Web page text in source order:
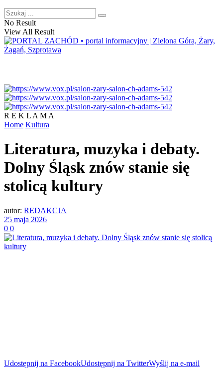
No Result
View All Result
R E K L A M A
Home Kultura
Literatura, muzyka i debaty.
Dolny Śląsk znów stanie się
stolicą kultury
autor: REDAKCJA
25 maja 2026
0 0
Udostępnij na FacebookUdostępnij na TwitterWyślij na e-mail